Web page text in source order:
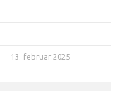
13. februar 2025